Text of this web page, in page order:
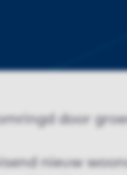
door
nieuw